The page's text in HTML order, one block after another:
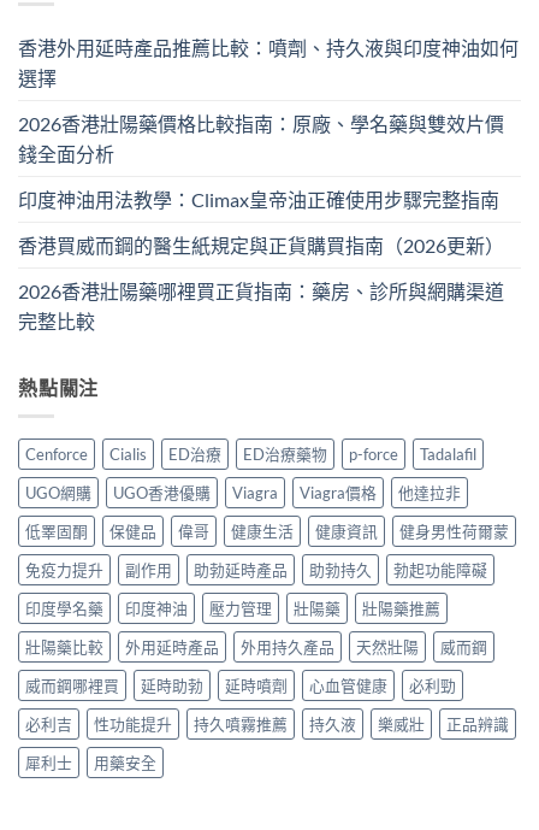
香港外用延時產品推薦比較：噴劑、持久液與印度神油如何
選擇
2026香港壯陽藥價格比較指南：原廠、學名藥與雙效片價
錢全面分析
印度神油用法教學：Climax皇帝油正確使用步驟完整指南
香港買威而鋼的醫生紙規定與正貨購買指南（2026更新）
2026香港壯陽藥哪裡買正貨指南：藥房、診所與網購渠道
完整比較
熱點關注
Cenforce Cialis ED治療 ED治療藥物 p-force
Tadalafil
UGO網購
UGO香港優購 Viagra Viagra價格
他達拉非
低睪固酮
保健品 偉哥 健康生活 健康資訊
健身男性荷爾蒙
免疫力提升
副作用 助勃延時產品 助勃持久
勃起功能障礙
印度學名藥
印度神油 壓力管理 壯陽藥
壯陽藥推薦
壯陽藥比較
外用延時產品 外用持久產品 天然壯陽
威而鋼
威而鋼哪裡買
延時助勃 延時噴劑 心血管健康
必利勁
必利吉
性功能提升 持久噴霧推薦 持久液 樂威壯
正品辨識
犀利士
用藥安全